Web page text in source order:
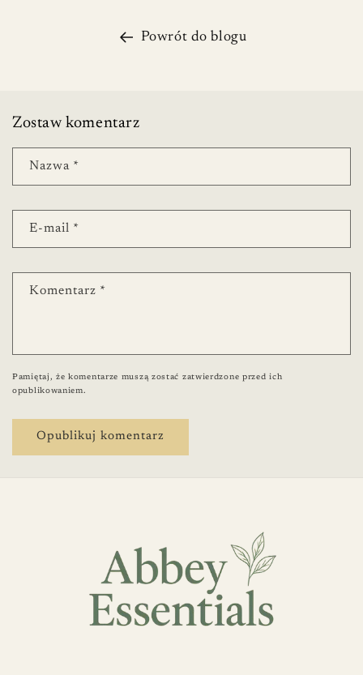
Powrót do blogu
Zostaw komentarz
Nazwa *
E-mail *
Komentarz *
Pamiętaj, że komentarze muszą zostać zatwierdzone przed ich
opublikowaniem.